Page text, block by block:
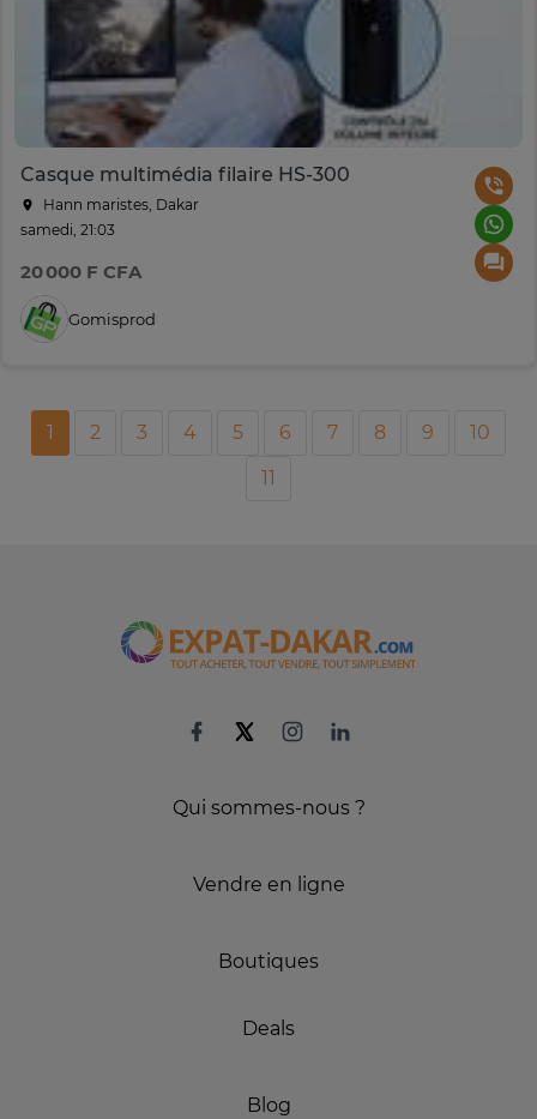
Casque multimédia filaire HS-300
Hann maristes, Dakar
samedi, 21:03
20 000 F CFA
Gomisprod
1 2 3 4 5 6 7 8 9
10
11
Qui sommes-nous ?
Vendre en ligne
Boutiques
Deals
Blog